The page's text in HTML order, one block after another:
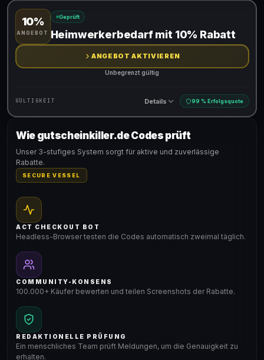
Gültig für teilnehmende Produkte
10%
ANGEBOT
Geprüft
Heimwerkerbedarf mit 10% Rabatt
ANGEBOT AKTIVIEREN
Unbegrenzt gültig
GÜLTIGKEIT Details 99 % Erfolgsquote
Gültig für teilnehmende Produkte
Wie gutscheinkiller.de Codes prüft
Unser 3-stufiges System sorgt für aktive und zuverlässige
Rabatte.
SECURE VESSEL
ACT CHECKOUT BOT
Headless-Browser testen die Codes automatisch zweimal täglich.
COMMUNITY-KONSENS
100.000+ Käufer bewerten und teilen Screenshots der Rabatte.
REDAKTIONELLE PRÜFUNG
Ein menschliches Team prüft Meldungen, um die Genauigkeit zu
erhalten.